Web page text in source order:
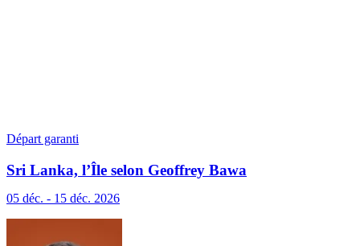
Départ garanti
Sri Lanka, l’Île selon Geoffrey Bawa
05 déc. - 15 déc. 2026